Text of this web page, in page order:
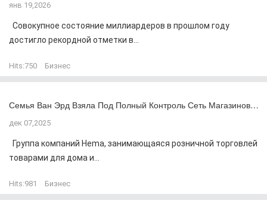
янв 19,2026
Совокупное состояние миллиардеров в прошлом году
достигло рекордной отметки в...
Hits:750 Бизнес
Семья Ван Эрд Взяла Под Полный Контроль Сеть Магазинов…
дек 07,2025
Группа компаний Hema, занимающаяся розничной торговлей
товарами для дома и...
Hits:981 Бизнес